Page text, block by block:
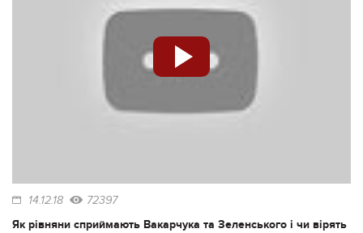
14.12.18 72397
Як рівняни сприймають Вакарчука та Зеленського і чи вірять